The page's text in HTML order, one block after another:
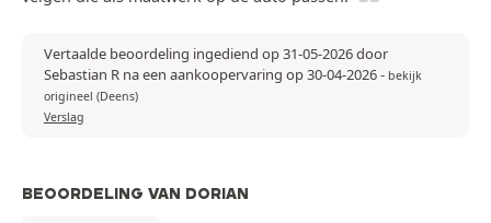
Vertaalde beoordeling ingediend op 31-05-2026 door
Sebastian R na een aankoopervaring op 30-04-2026- bekijk
origineel (Deens)
Verslag
BEOORDELING VAN DORIAN